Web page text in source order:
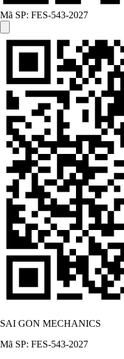
Mã SP: FES-543-2027
SAI GON MECHANICS
Mã SP: FES-543-2027